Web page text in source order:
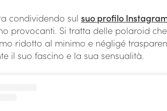
condividendo sul suo profilo
provocanti. Si tratta delle polaroid
ridotto al minimo e négligé
il suo fascino e la sua sensualità.